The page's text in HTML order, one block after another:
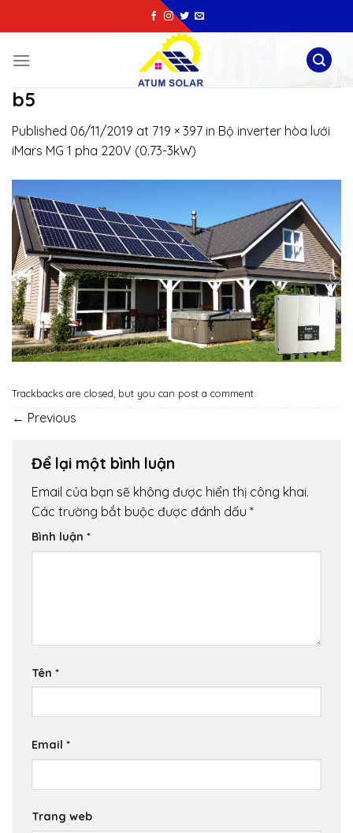
to
b5
Published 06/11/2019 at 719 × 397 in Bộ inverter hòa lưới
iMars MG 1 pha 220V (0.73-3kW)
Trackbacks are closed, but you can post a comment
← Previous
Để lại một bình luận
Email của bạn sẽ không được hiển thị công khai.
Các trường bắt buộc được đánh dấu *
Bình luận *
Tên *
Email *
Trang web